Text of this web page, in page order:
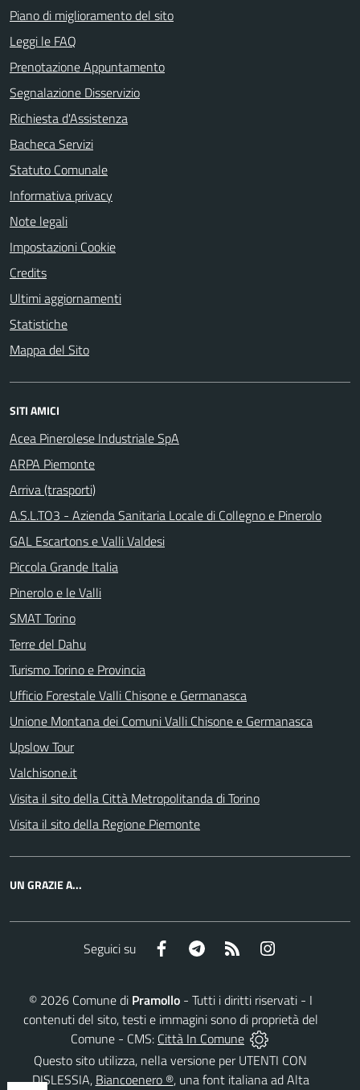
Piano di miglioramento del sito
Leggi le FAQ
Prenotazione Appuntamento
Segnalazione Disservizio
Richiesta d'Assistenza
Bacheca Servizi
Statuto Comunale
Informativa privacy
Note legali
Impostazioni Cookie
Credits
Ultimi aggiornamenti
Statistiche
Mappa del Sito
SITI AMICI
Acea Pinerolese Industriale SpA
ARPA Piemonte
Arriva (trasporti)
A.S.L.TO3 - Azienda Sanitaria Locale di Collegno e Pinerolo
GAL Escartons e Valli Valdesi
Piccola Grande Italia
Pinerolo e le Valli
SMAT Torino
Terre del Dahu
Turismo Torino e Provincia
Ufficio Forestale Valli Chisone e Germanasca
Unione Montana dei Comuni Valli Chisone e Germanasca
Upslow Tour
Valchisone.it
Visita il sito della Città Metropolitanda di Torino
Visita il sito della Regione Piemonte
UN GRAZIE A...
Seguici su Facebook Telegram RSS
© 2026Comune di Pramollo- Tutti i diritti riservati - I
contenuti del sito, testi e immagini sono di proprietà del
Comune - CMS: Città In Comune
Questo sito utilizza, nella versione per UTENTI CON
DISLESSIA, Biancoenero ®, una font italiana ad Alta